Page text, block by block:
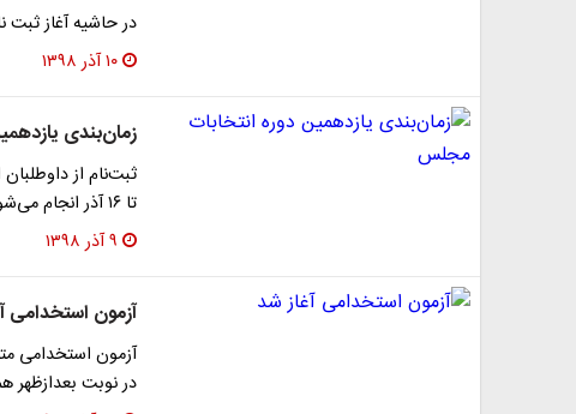
در حاشیه آغاز ثبت
۱۰ آذر ۱۳۹۸
زمان‌بندی
تا ۱۶ آذر انجام می‌شود. پس از آن، کار بررسی صلاحیت…
۹ آذر ۱۳۹۸
آزمون استخدامی
آزمون استخدامی
در نوبت بعدازظهر